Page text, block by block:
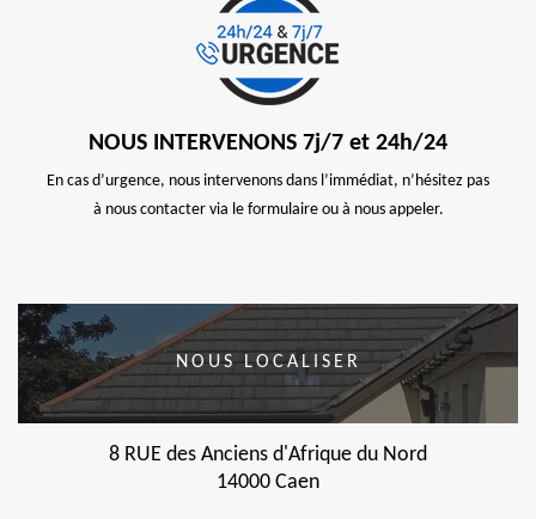
NOUS INTERVENONS 7j/7 et 24h/24
En cas d’urgence, nous intervenons dans l’immédiat, n’hésitez pas
à nous contacter via le formulaire ou à nous appeler.
NOUS LOCALISER
8 RUE des Anciens d'Afrique du Nord
14000 Caen